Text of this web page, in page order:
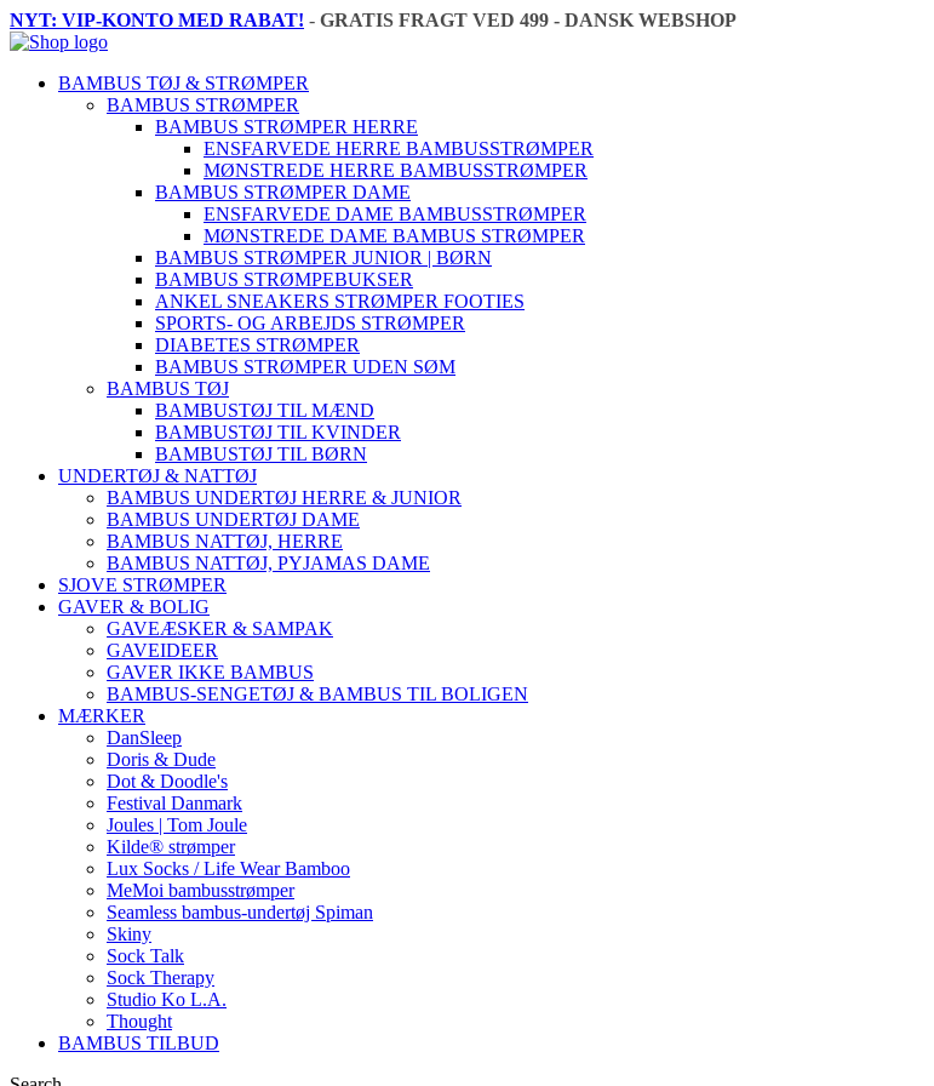
NYT: VIP-KONTO MED RABAT! - GRATIS FRAGT VED 499 - DANSK WEBSHOP
BAMBUS TØJ & STRØMPER
BAMBUS STRØMPER
BAMBUS STRØMPER HERRE
ENSFARVEDE HERRE BAMBUSSTRØMPER
MØNSTREDE HERRE BAMBUSSTRØMPER
BAMBUS STRØMPER DAME
ENSFARVEDE DAME BAMBUSSTRØMPER
MØNSTREDE DAME BAMBUS STRØMPER
BAMBUS STRØMPER JUNIOR | BØRN
BAMBUS STRØMPEBUKSER
ANKEL SNEAKERS STRØMPER FOOTIES
SPORTS- OG ARBEJDS STRØMPER
DIABETES STRØMPER
BAMBUS STRØMPER UDEN SØM
BAMBUS TØJ
BAMBUSTØJ TIL MÆND
BAMBUSTØJ TIL KVINDER
BAMBUSTØJ TIL BØRN
UNDERTØJ & NATTØJ
BAMBUS UNDERTØJ HERRE & JUNIOR
BAMBUS UNDERTØJ DAME
BAMBUS NATTØJ, HERRE
BAMBUS NATTØJ, PYJAMAS DAME
SJOVE STRØMPER
GAVER & BOLIG
GAVEÆSKER & SAMPAK
GAVEIDEER
GAVER IKKE BAMBUS
BAMBUS-SENGETØJ & BAMBUS TIL BOLIGEN
MÆRKER
DanSleep
Doris & Dude
Dot & Doodle's
Festival Danmark
Joules | Tom Joule
Kilde® strømper
Lux Socks / Life Wear Bamboo
MeMoi bambusstrømper
Seamless bambus-undertøj Spiman
Skiny
Sock Talk
Sock Therapy
Studio Ko L.A.
Thought
BAMBUS TILBUD